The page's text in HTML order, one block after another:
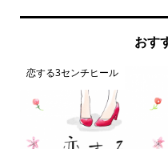
おす
恋する3センチヒール